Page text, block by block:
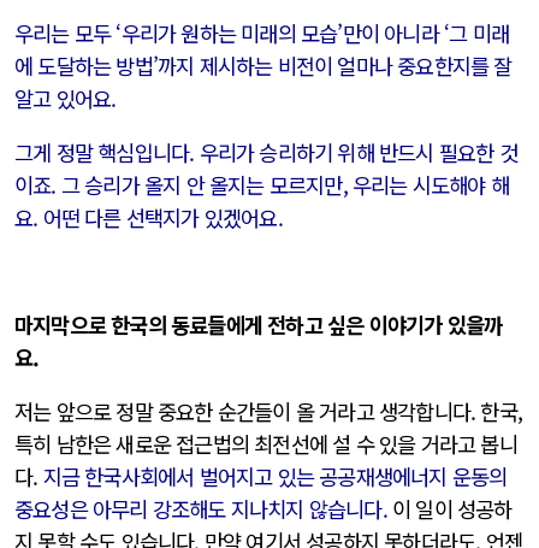
우리는 모두 ‘우리가 원하는 미래의 모습’만이 아니라 ‘그 미래
에 도달하는 방법’까지 제시하는 비전이 얼마나 중요한지를 잘
알고 있어요.
그게 정말 핵심입니다. 우리가 승리하기 위해 반드시 필요한 것
이죠. 그 승리가 올지 안 올지는 모르지만, 우리는 시도해야 해
요. 어떤 다른 선택지가 있겠어요.
마지막으로 한국의 동료들에게 전하고 싶은 이야기가 있을까
요.
저는 앞으로 정말 중요한 순간들이 올 거라고 생각합니다. 한국,
특히 남한은 새로운 접근법의 최전선에 설 수 있을 거라고 봅니
다. 지금 한국사회에서 벌어지고 있는 공공재생에너지 운동의
중요성은 아무리 강조해도 지나치지 않습니다.이 일이 성공하
지 못할 수도 있습니다. 만약 여기서 성공하지 못하더라도, 언젠